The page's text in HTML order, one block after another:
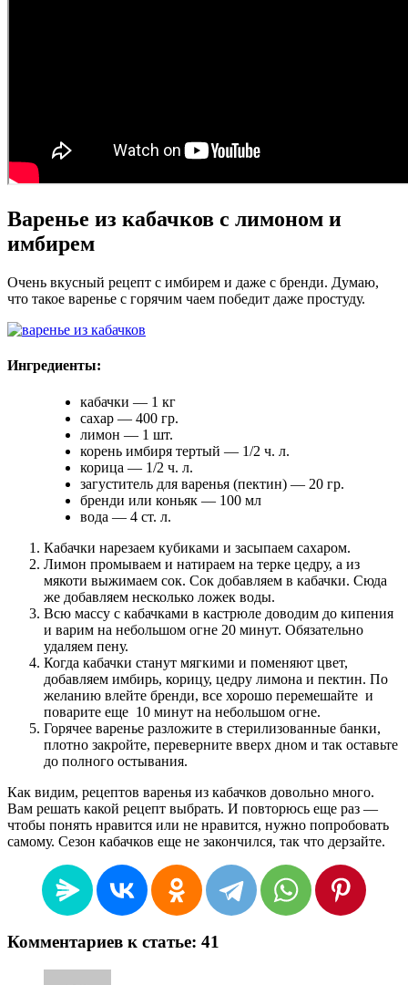
Варенье из кабачков с лимоном и
имбирем
Очень вкусный рецепт с имбирем и даже с бренди. Думаю,
что такое варенье с горячим чаем победит даже простуду.
Ингредиенты:
кабачки — 1 кг
сахар — 400 гр.
лимон — 1 шт.
корень имбиря тертый — 1/2 ч. л.
корица — 1/2 ч. л.
загуститель для варенья (пектин) — 20 гр.
бренди или коньяк — 100 мл
вода — 4 ст. л.
Кабачки нарезаем кубиками и засыпаем сахаром.
Лимон промываем и натираем на терке цедру, а из
мякоти выжимаем сок. Сок добавляем в кабачки. Сюда
же добавляем несколько ложек воды.
Всю массу с кабачками в кастрюле доводим до кипения
и варим на небольшом огне 20 минут. Обязательно
удаляем пену.
Когда кабачки станут мягкими и поменяют цвет,
добавляем имбирь, корицу, цедру лимона и пектин. По
желанию влейте бренди, все хорошо перемешайте и
поварите еще 10 минут на небольшом огне.
Горячее варенье разложите в стерилизованные банки,
плотно закройте, переверните вверх дном и так оставьте
до полного остывания.
Как видим, рецептов варенья из кабачков довольно много.
Вам решать какой рецепт выбрать. И повторюсь еще раз —
чтобы понять нравится или не нравится, нужно попробовать
самому. Сезон кабачков еще не закончился, так что дерзайте.
Комментариев к статье: 41